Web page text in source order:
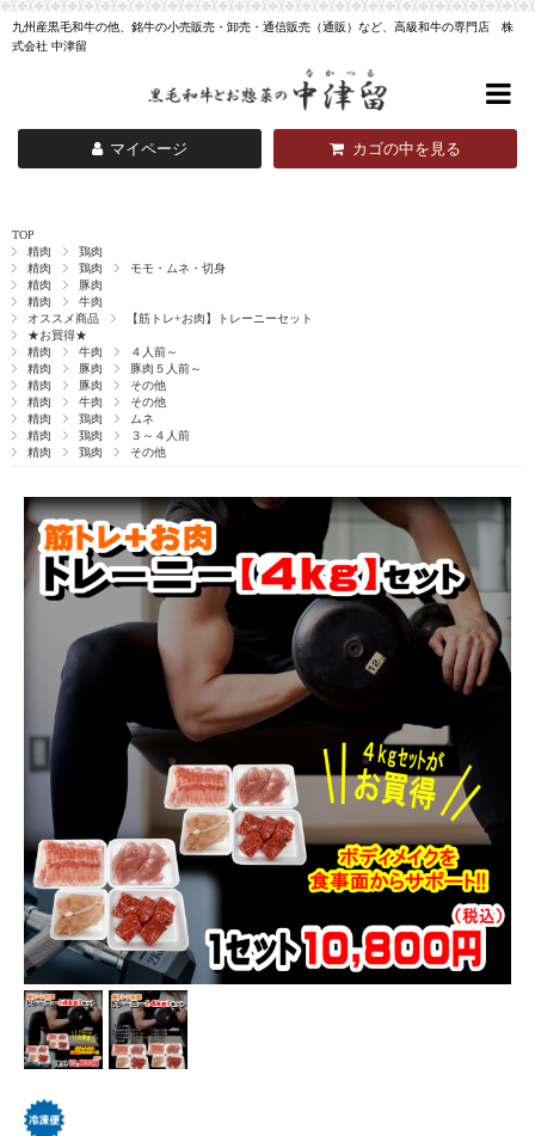
九州産黒毛和牛の他、銘牛の小売販売・卸売・通信販売（通販）など、高級和牛の専門店 株
式会社 中津留
マイページ カゴの中を見る
TOP
精肉
鶏肉
精肉
鶏肉
モモ・ムネ・切身
精肉
豚肉
精肉
牛肉
オススメ商品
【筋トレ+お肉】トレーニーセット
★お買得★
精肉
牛肉
４人前～
精肉
豚肉
豚肉５人前～
精肉
豚肉
その他
精肉
牛肉
その他
精肉
鶏肉
ムネ
精肉
鶏肉
３～４人前
精肉
鶏肉 その他